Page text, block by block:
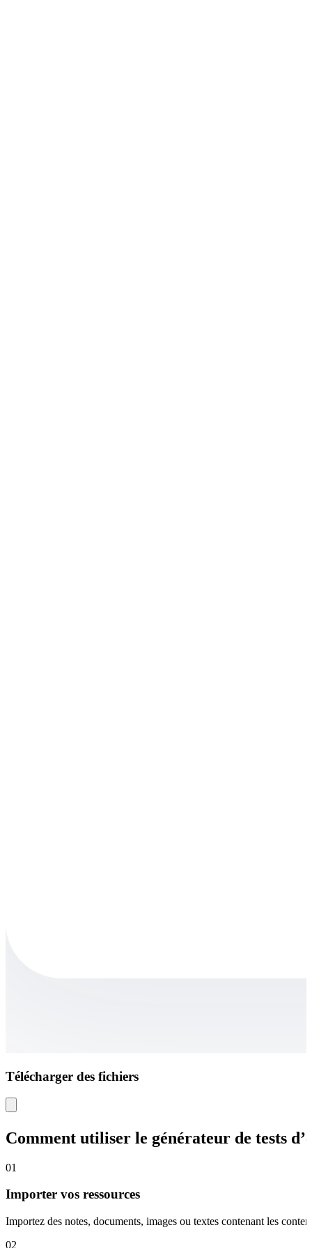
Télécharger des fichiers
Comment utiliser le générateur de tests
01
Importer vos ressources
Importez des notes, documents, images ou textes contenant les
02